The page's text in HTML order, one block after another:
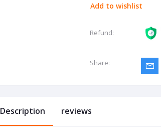
Add to wishlist
Refund:
Share:
Description reviews